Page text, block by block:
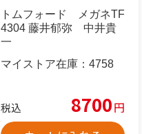
トムフォード メガネTF
4304 藤井郁弥 中井貴
一
マイストア在庫： 4758
税込 8700円